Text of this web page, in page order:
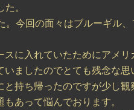
。
今回の面々はブルーギル
に入れていたためにアメ
ましたのでとても残念な思
持ち帰ったのですが少し
あって悩んでおります。